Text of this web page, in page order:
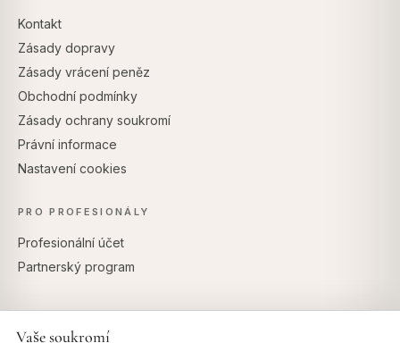
Kontakt
Zásady dopravy
Zásady vrácení peněz
Obchodní podmínky
Zásady ochrany soukromí
Právní informace
Nastavení cookies
PRO PROFESIONÁLY
Profesionální účet
Partnerský program
Vaše soukromí